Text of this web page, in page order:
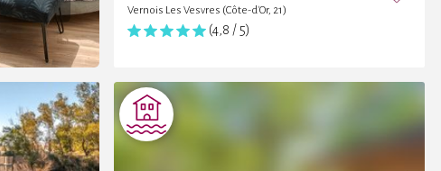
Vernois Les Vesvres (Côte-d'Or, 21)
(4,8 / 5)